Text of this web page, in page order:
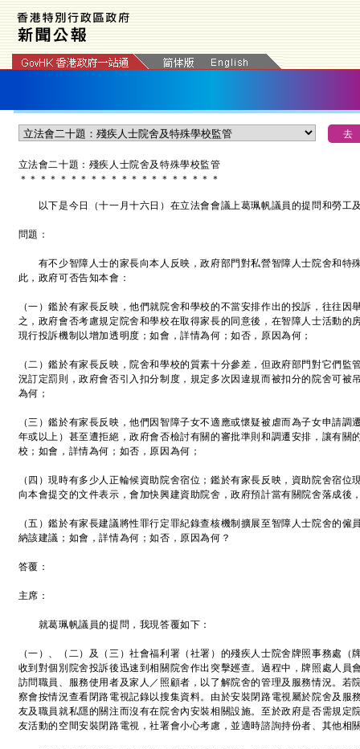
立法會二十題：殘疾人士院舍及特殊學校監管
＊ ＊ ＊ ＊ ＊ ＊ ＊ ＊ ＊ ＊ ＊ ＊ ＊ ＊ ＊ ＊ ＊ ＊ ＊ ＊
以下是今日（十一月十六日）在立法會會議上葛珮帆議員的提問和勞工
問題：
有不少智障人士的家長向本人反映，政府部門對私營智障人士院舍和特
此，政府可否告知本會：
（一）鑑於有家長反映，他們就院舍和學校的不當安排作出的投訴，往往
之，政府會否考慮規定院舍和學校在取得家長的同意後，在智障人士活動的
現行投訴機制以增加透明度；如會，詳情為何；如否，原因為何；
（二）鑑於有家長反映，院舍和學校的質素十分參差，但政府部門對它們
況訂定罰則，政府會否引入扣分制度，規定多次因違規而被扣分的院舍可被
為何；
（三）鑑於有家長反映，他們因智障子女不適應或懷疑被虐而為子女申請
年或以上）甚至遭拒絕，政府會否檢討有關的審批準則和調遷安排，讓有關
校；如會，詳情為何；如否，原因為何；
（四）現時有多少人正輪候資助院舍宿位；鑑於有家長反映，資助院舍宿
向本會提交的文件表示，會加快興建資助院舍，政府預計當有關院舍落成後
（五）鑑於有家長建議將性罪行定罪紀錄查核機制擴展至智障人士院舍的
納該建議；如會，詳情為何；如否，原因為何？
答覆：
主席：
就葛珮帆議員的提問，我現答覆如下：
（一）、（二）及（三）社會福利署（社署）的殘疾人士院舍牌照事務處
收到對個別院舍投訴後迅速到相關院舍作出突擊廵查。過程中，牌照處人員
訪問職員、服務使用者及家人／照顧者，以了解院舍的管理及服務情況。若
察會按情況查看閉路電視記錄以搜集資料。由於安裝閉路電視屬於院舍及服
友及職員就私隱的關注而沒有在院舍內安裝相關設施。至於政府是否需規定
友活動的空間安裝閉路電視，社署會小心考慮，並適時諮詢持份者、其他相